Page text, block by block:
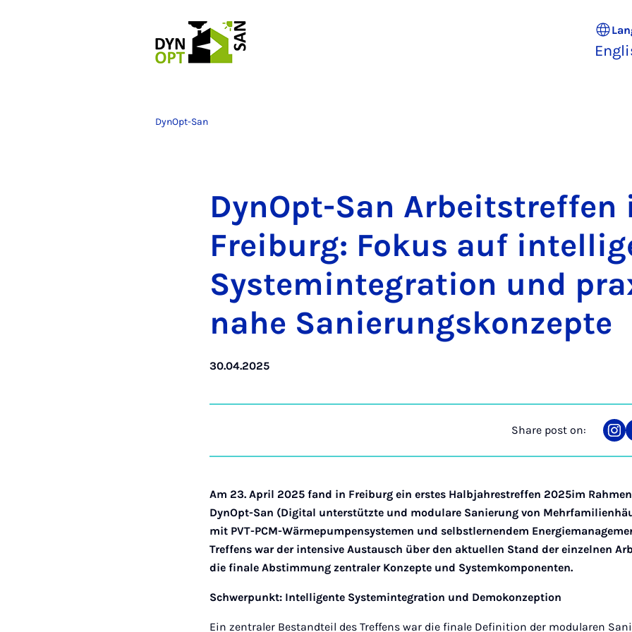
DynOpt-San
Dyn­Opt-San Arbeit­stref­fen
Freiburg: Fok­us auf
Sys­temin­teg­ra­tion und
nahe Sanier­ung­skonzepte
30.04.2025
Share post on:
on
Am 23. April 2025 fand in Freiburg ein erstes Halbjahrestreffen 2025im
DynOpt-San (Digital unterstützte und modulare Sanierung von
mit PVT-PCM-Wärmepumpensystemen und selbstlernendem
Treffens war der intensive Austausch über den aktuellen Stand der einzelnen
die finale Abstimmung zentraler Konzepte und Systemkomponenten.
Schwerpunkt: Intelligente Systemintegration und Demokonzeption
Ein zentraler Bestandteil des Treffens war die finale Definition der modularen